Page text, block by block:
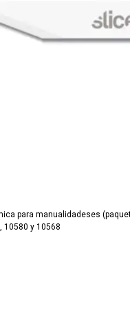
para manualidadeses
10580 y 10568